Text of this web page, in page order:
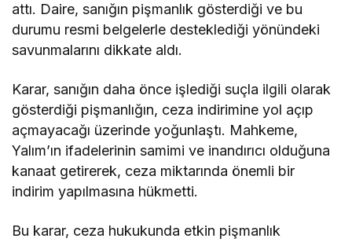
attı. Daire, sanığın pişmanlık gösterdiği ve bu
durumu resmi belgelerle desteklediği yönündeki
savunmalarını dikkate aldı.
Karar, sanığın daha önce işlediği suçla ilgili olarak
gösterdiği pişmanlığın, ceza indirimine yol açıp
açmayacağı üzerinde yoğunlaştı. Mahkeme,
Yalım’ın ifadelerinin samimi ve inandırıcı olduğuna
kanaat getirerek, ceza miktarında önemli bir
indirim yapılmasına hükmetti.
Bu karar, ceza hukukunda etkin pişmanlık